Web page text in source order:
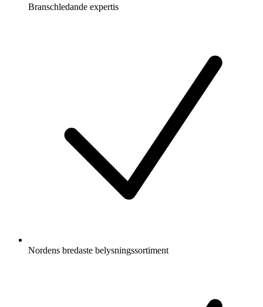
Branschledande expertis
Nordens bredaste belysningssortiment